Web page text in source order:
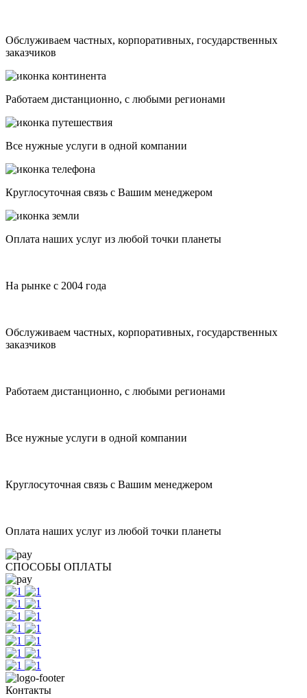
Обслуживаем частных, корпоративных, государственных
заказчиков
Работаем дистанционно, с любыми регионами
Все нужные услуги в одной компании
Круглосуточная связь с Вашим менеджером
Оплата наших услуг из любой точки планеты
На рынке с 2004 года
Обслуживаем частных, корпоративных, государственных
заказчиков
Работаем дистанционно, с любыми регионами
Все нужные услуги в одной компании
Круглосуточная связь с Вашим менеджером
Оплата наших услуг из любой точки планеты
СПОСОБЫ ОПЛАТЫ
Контакты